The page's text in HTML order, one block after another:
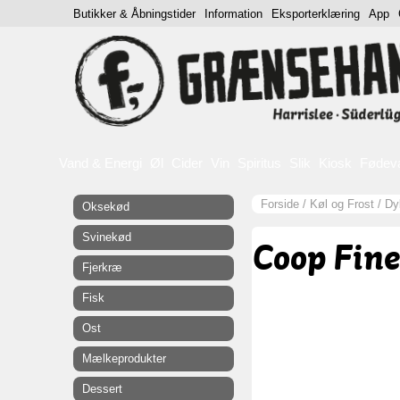
Forside / Køl og Frost /
Coop
Oksekød
Svinekød
Fjerkræ
Fisk
Ost
Mælkeprodukter
Dessert
Butikker & Åbningstider Information Eksporterklæring App